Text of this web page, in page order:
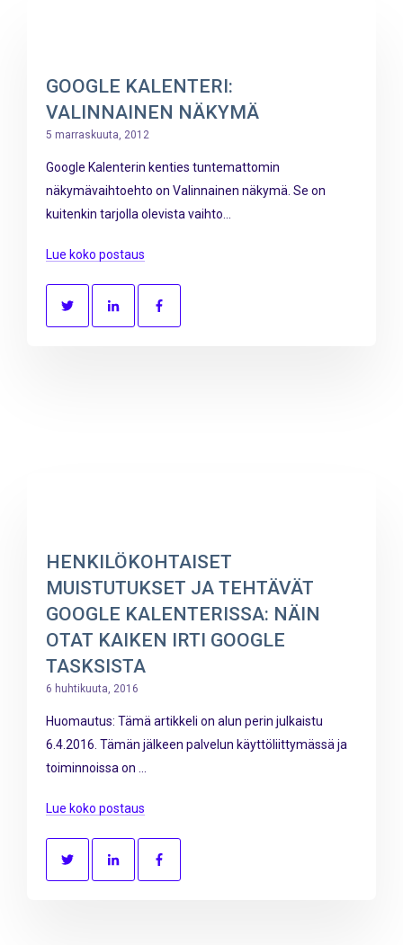
GOOGLE KALENTERI:
VALINNAINEN NÄKYMÄ
5 marraskuuta, 2012
Google Kalenterin kenties tuntemattomin
näkymävaihtoehto on Valinnainen näkymä. Se on
kuitenkin tarjolla olevista vaihto...
Lue koko postaus
HENKILÖKOHTAISET
MUISTUTUKSET JA TEHTÄVÄT
GOOGLE KALENTERISSA: NÄIN
OTAT KAIKEN IRTI GOOGLE
TASKSISTA
6 huhtikuuta, 2016
Huomautus: Tämä artikkeli on alun perin julkaistu
6.4.2016. Tämän jälkeen palvelun käyttöliittymässä ja
toiminnoissa on ...
Lue koko postaus